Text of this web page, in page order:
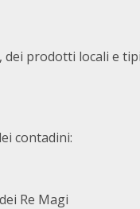
prodotti locali e
contadini:
Re Magi